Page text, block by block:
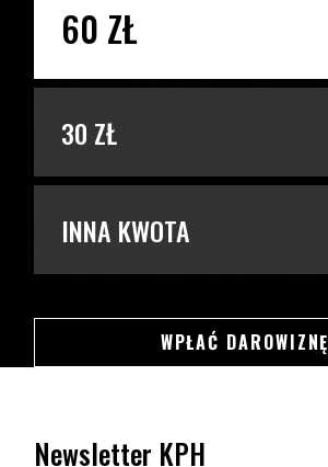
60 ZŁ
30 ZŁ
INNA KWOTA
WPŁAĆ DAROWIZNĘ
Newsletter KPH